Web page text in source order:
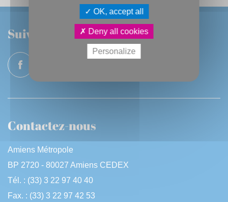
Suivez-nous
Contactez-nous
Amiens Métropole
BP 2720 - 80027 Amiens CEDEX
Tél. : (33) 3 22 97 40 40
Fax. : (33) 3 22 97 42 53
OK, accept all
Deny all cookies
Personalize